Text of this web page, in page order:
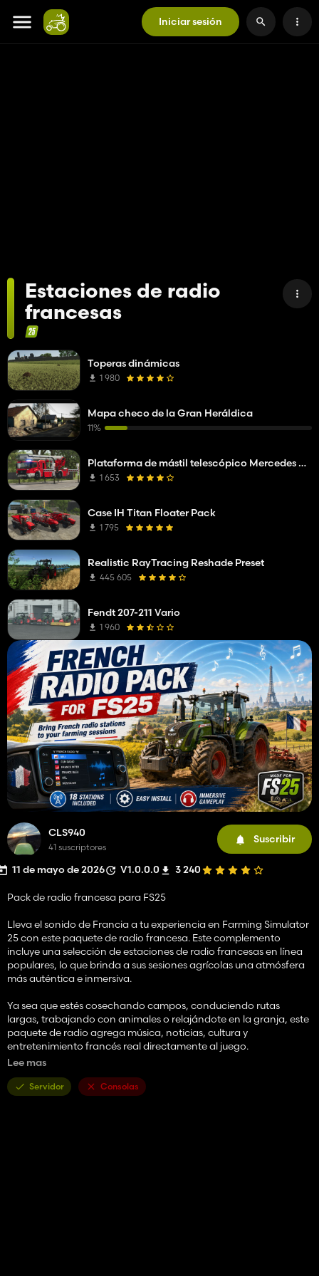
Iniciar sesión
Estaciones de radio
francesas
CLS940
41 suscriptores
Suscribir
11 de mayo de 2026 V1.0.0.0 3 240
Pack de radio francesa para FS25
Lleva el sonido de Francia a tu experiencia en Farming Simulator
25 con este paquete de radio francesa. Este complemento
incluye una selección de estaciones de radio francesas en línea
populares, lo que brinda a sus sesiones agrícolas una atmósfera
más auténtica e inmersiva.
Ya sea que estés cosechando campos, conduciendo rutas
largas, trabajando con animales o relajándote en la granja, este
paquete de radio agrega música, noticias, cultura y
entretenimiento francés real directamente al juego.
18 estaciones de radio francesas incluidas
Lee mas
Servidor Consolas
Toperas dinámicas
1 980
Mapa checo de la Gran Heráldica
11%
Plataforma de mástil telescópico Mercedes Benz Econic WISS
1 653
Case IH Titan Floater Pack
1 795
Realistic RayTracing Reshade Preset
445 605
Fendt 207-211 Vario
1 960